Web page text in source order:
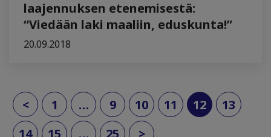
laajennuksen etenemisestä:
“Viedään laki maaliin, eduskunta!”
20.09.2018
< 1 … 9 10 11 12(current)
13
14
15 … 25 >